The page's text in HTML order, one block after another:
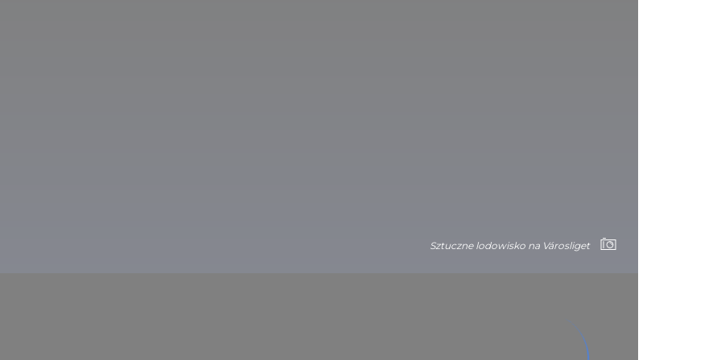
Sztuczne lodowisko na Városliget